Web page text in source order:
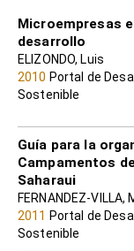
Microempresas
desarrollo
ELIZONDO, Luis
2010 Portal de
Sostenible
Guía para la
Campamentos
Saharaui
FERNANDEZ-VILLA,
2011 Portal de
Sostenible